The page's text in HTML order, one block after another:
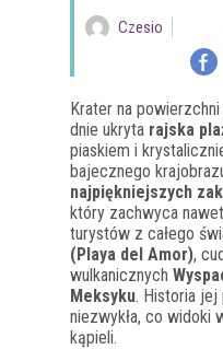
Czesio
Krater na
dnie ukryta rajska
piaskiem i
bajecznego
najpiękniejszych
który zachwyca
turystów z całego
(Playa del Amor),
wulkanicznych
Meksyku. Historia jej
niezwykła, co widoki
kąpieli.